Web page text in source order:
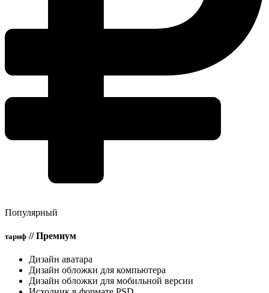
Популярный
тариф //Премиум
Дизайн аватара
Дизайн обложки для компьютера
Дизайн обложки для мобильной версии